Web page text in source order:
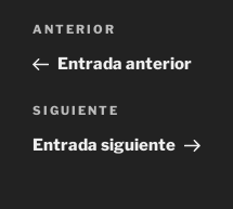
Navegación
entradas
Entrada
anterior
ANTERIOR
Entrada anterior
Siguiente
entrada
SIGUIENTE
Entrada siguiente